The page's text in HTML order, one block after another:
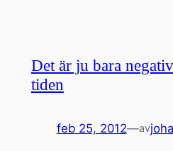
Det är ju bara
tiden
feb 25, 2012—av